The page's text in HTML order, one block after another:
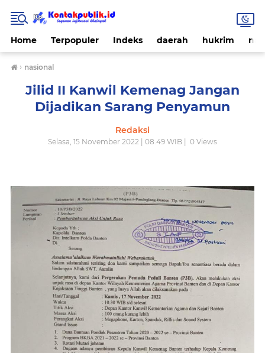
Home Terpopuler Indeks daerah hukrim
› nasional
Jilid II Kanwil Kemenag Jangan
Dijadikan Sarang Penyamun
Redaksi
Selasa, 15 November 2022 | 08.49 WIB | 0 Views